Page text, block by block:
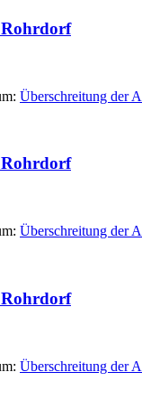
Rohrdorf
Überschreitung der
Rohrdorf
Überschreitung der
Rohrdorf
Überschreitung der